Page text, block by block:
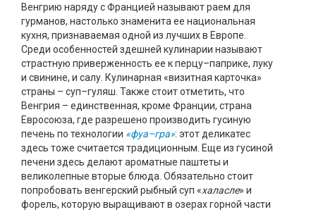
Венгрию наряду с Францией называют раем для
гурманов, настолько знаменита ее национальная
кухня, признаваемая одной из лучших в Европе.
Среди особенностей здешней кулинарии называют
страстную приверженность ее к перцу–паприке, луку
и свинине, и салу. Кулинарная «визитная карточка»
страны – суп–гуляш. Также стоит отметить, что
Венгрия – единственная, кроме Франции, страна
Евросоюза, где разрешено производить гусиную
печень по технологии «фуа–гра»: этот деликатес
здесь тоже считается традиционным. Еще из гусиной
печени здесь делают ароматные паштеты и
великолепные вторые блюда. Обязательно стоит
попробовать венгерский рыбный суп «халасле» и
форель, которую выращивают в озерах горной части